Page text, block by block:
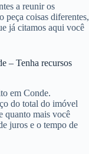
a reunir os
peça coisas diferentes,
já citamos aqui você
– Tenha recursos
em Conde.
do total do imóvel
quanto mais você
juros e o tempo de